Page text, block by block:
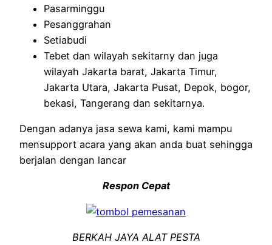
Pasarminggu
Pesanggrahan
Setiabudi
Tebet dan wilayah sekitarny dan juga
wilayah Jakarta barat, Jakarta Timur,
Jakarta Utara, Jakarta Pusat, Depok, bogor,
bekasi, Tangerang dan sekitarnya.
Dengan adanya jasa sewa kami, kami mampu
mensupport acara yang akan anda buat sehingga
berjalan dengan lancar
Respon Cepat
BERKAH JAYA ALAT PESTA